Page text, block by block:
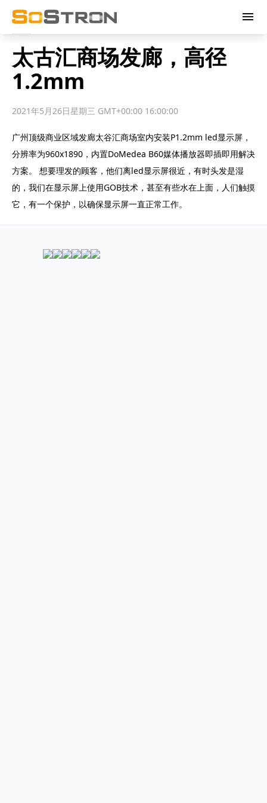
menu
太古汇商场发廊，高径
1.2mm
2021年5月26日星期三 GMT+00:00 16:00:00
广州顶级商业区域发廊太谷汇商场室内安装P1.2mm led显示屏，
分辨率为960x1890，内置DoMedea B60媒体播放器即插即用解决
方案。 想要理发的顾客，他们离led显示屏很近，有时头发是湿
的，我们在显示屏上使用GOB技术，甚至有些水在上面，人们触摸
它，有一个保护，以确保显示屏一直正常工作。